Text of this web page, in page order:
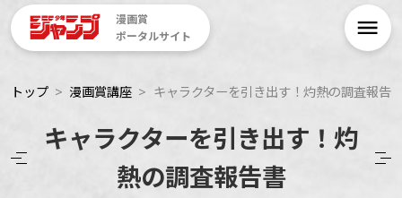
漫画賞
ポータルサイト
トップ 漫画賞講座 キャラクターを引き出す！灼熱の調査報告
キャラクターを引き出す！灼
熱の調査報告書